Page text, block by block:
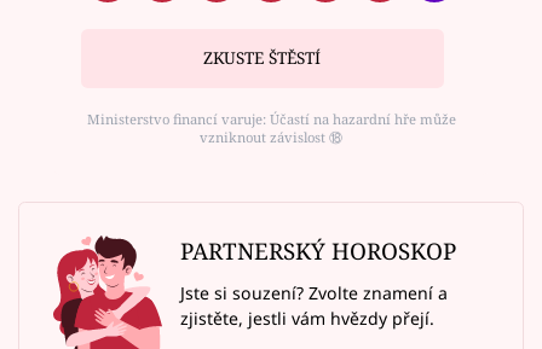
ZKUSTE ŠTĚSTÍ
Ministerstvo financí varuje: Účastí na hazardní hře může
vzniknout závislost ⑱
PARTNERSKÝ HOROSKOP
Jste si souzení? Zvolte znamení a
zjistěte, jestli vám hvězdy přejí.